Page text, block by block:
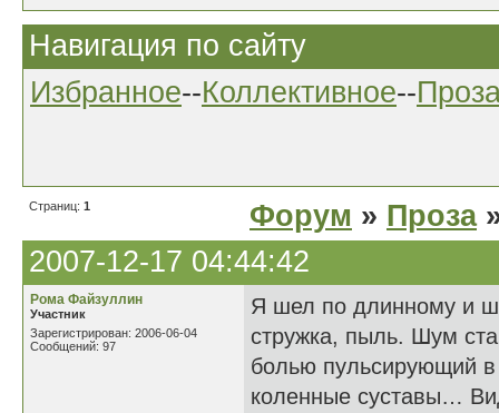
Навигация по сайту
Избранное--Коллективное--
Страниц: 1 Форум » Проза
2007-12-17 04:44:42
Рома Файзуллин
Участник
Зарегистрирован: 2006-06-04
Сообщений: 97
Я шел по длинному и
стружка, пыль. Шум
болью пульсирующий в
коленные суставы…